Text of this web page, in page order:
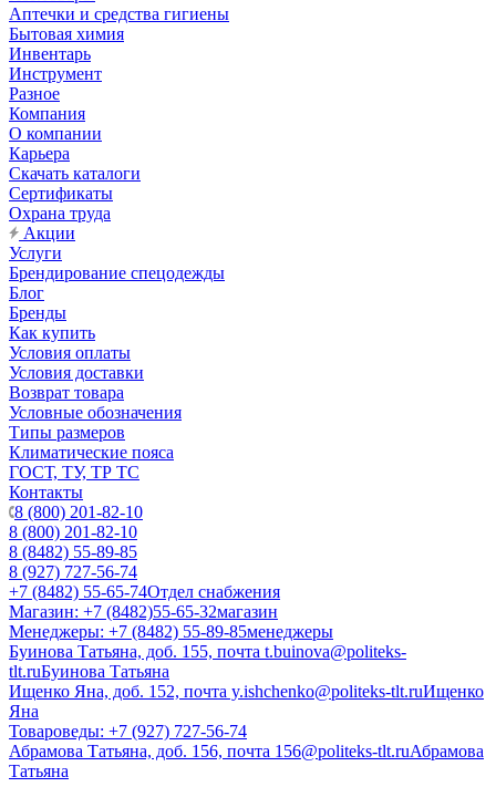
Аптечки и средства гигиены
Бытовая химия
Инвентарь
Инструмент
Разное
Компания
О компании
Карьера
Cкачать каталоги
Сертификаты
Охрана труда
Акции
Услуги
Брендирование спецодежды
Блог
Бренды
Как купить
Условия оплаты
Условия доставки
Возврат товара
Условные обозначения
Типы размеров
Климатические пояса
ГОСТ, ТУ, ТР ТС
Контакты
8 (800) 201-82-10
8 (800) 201-82-10
8 (8482) 55-89-85
8 (927) 727-56-74
+7 (8482) 55-65-74Отдел снабжения
Магазин: +7 (8482)55-65-32магазин
Менеджеры: +7 (8482) 55-89-85менеджеры
Буинова Татьяна, доб. 155, почта t.buinova@politeks-
tlt.ruБуинова Татьяна
Ищенко Яна, доб. 152, почта y.ishchenko@politeks-tlt.ruИщенко
Яна
Товароведы: +7 (927) 727-56-74
Абрамова Татьяна, доб. 156, почта 156@politeks-tlt.ruАбрамова
Татьяна